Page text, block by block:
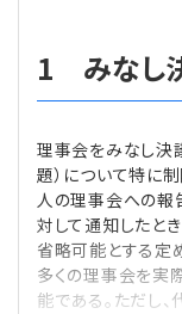
【連載】会計相談
【連載】公益法
【連載】公益法
【連載】シェア
【連載】事務局だ
【連載】テーマ
お問合せ
1 みなし
理事会をみなし決
題）について特に
人の理事会への報
対して通知したと
省略可能とする定
多くの理事会を実
能である。ただし